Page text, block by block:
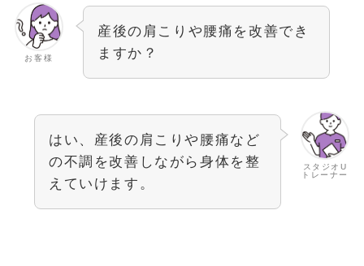
お客様
産後の肩こりや腰痛を改善でき
ますか？
スタジオU
トレーナー
はい、産後の肩こりや腰痛など
の不調を改善しながら身体を整
えていけます。